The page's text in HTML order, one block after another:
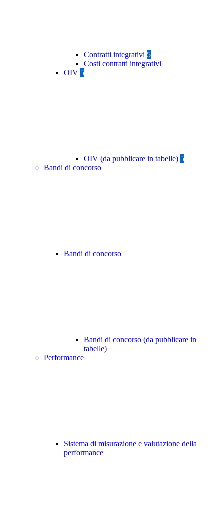
Contratti integrativi 5
Costi contratti integrativi
OIV 5
OIV (da pubblicare in tabelle) 5
Bandi di concorso
Bandi di concorso
Bandi di concorso (da pubblicare in
tabelle)
Performance
Sistema di misurazione e valutazione della
performance